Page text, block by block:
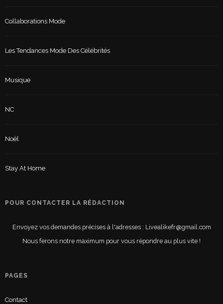
Collaborations Mode
Les Tendances Mode Des Célébrités
Musique
NC
Noël
Stay At Home
POUR CONTACTER LA RÉDACTION
Envoyez vos demandes précises à l'adresses : Livealikefr@gmail.com
Nous ferons notre maximum pour vous répondre au plus vite !
PAGES
Contact